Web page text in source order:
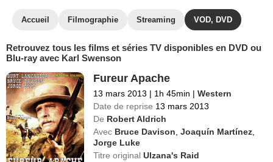
Accueil Filmographie Streaming VOD, DVD
Retrouvez tous les films et séries TV disponibles en DVD ou
Blu-ray avec Karl Swenson
Fureur Apache
13 mars 2013 | 1h 45min | Western
Date de reprise 13 mars 2013
De Robert Aldrich
Avec Bruce Davison ,Joaquín Martínez
Jorge Luke
Titre originalUlzana's Raid